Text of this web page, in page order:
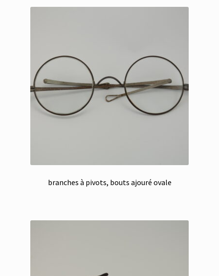
branches à pivots, bouts ajouré ovale